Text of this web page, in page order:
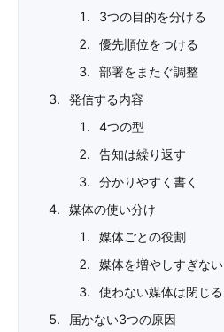
3つの目的を分ける
優先順位をつける
部署をまたぐ調整
発信する内容
4つの型
告知は繰り返す
分かりやすく書く
媒体の使い分け
媒体ごとの役割
媒体を増やしすぎない
使わない媒体は閉じる
届かない3つの原因